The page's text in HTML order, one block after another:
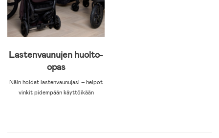
Lastenvaunujen huolto-
opas
Näin hoidat lastenvaunujasi – helpot
vinkit pidempään käyttöikään